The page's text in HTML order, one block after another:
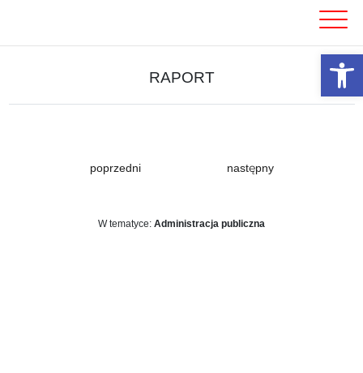
RAPORT
poprzedni następny
W tematyce: Administracja publiczna